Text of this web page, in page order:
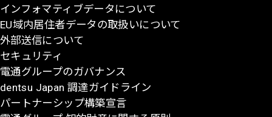
インフォマティブデータについて
EU域内居住者データの取扱いについて
外部送信について
セキュリティ
電通グループのガバナンス
dentsu Japan 調達ガイドライン
パートナーシップ構築宣言